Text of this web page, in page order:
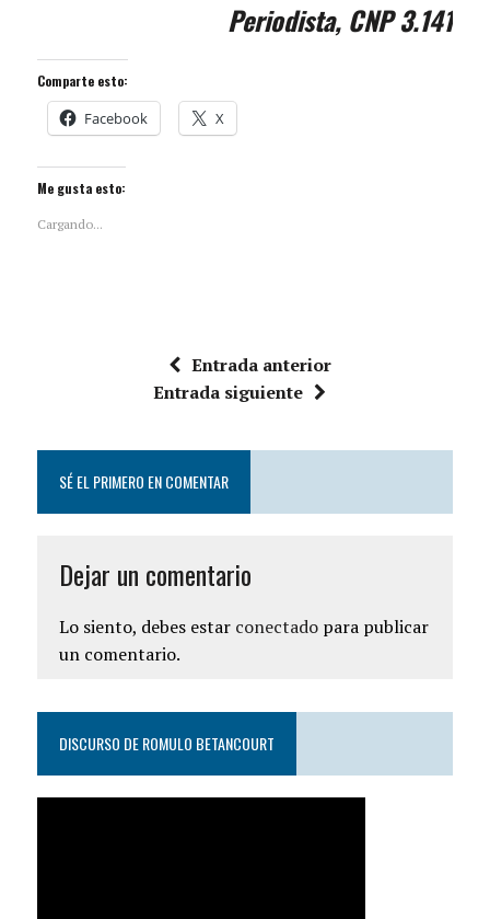
Periodista, CNP 3.141
Comparte esto:
Facebook X
Me gusta esto:
Cargando...
Entrada anterior
Entrada siguiente
SÉ EL PRIMERO EN COMENTAR
Dejar un comentario
Lo siento, debes estar conectadopara publicar
un comentario.
DISCURSO DE ROMULO BETANCOURT